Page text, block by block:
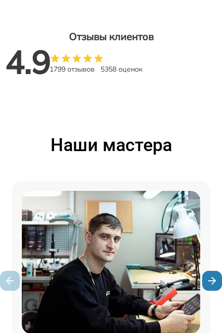
Отзывы клиентов
4.91799 отзывов 5358 оценок
Наши мастера